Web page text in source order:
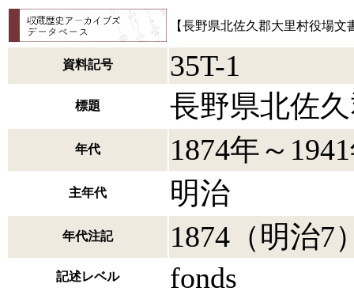
【長野県北佐久郡大里村役場文
資料記号 35T-1
標題 長野県北佐
年代 1874年～
主年代 明治
年代注記 1874（明治7
記述レベル fonds